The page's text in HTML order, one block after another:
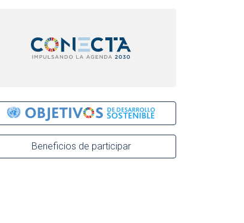
Beneficios de participar